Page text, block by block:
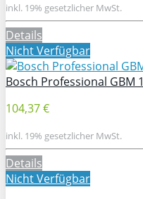
inkl. 19% gesetzlicher MwSt.
Details
Nicht Verfügbar
Bosch Professional GBM
104,37 €
inkl. 19% gesetzlicher MwSt.
Details
Nicht Verfügbar